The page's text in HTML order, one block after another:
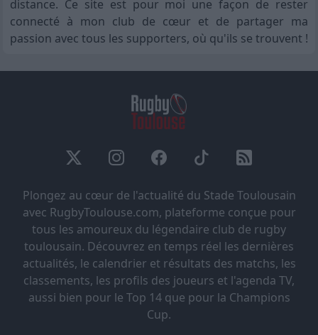
distance. Ce site est pour moi une façon de rester
connecté à mon club de cœur et de partager ma
passion avec tous les supporters, où qu'ils se trouvent !
Plongez au cœur de l'actualité du Stade Toulousain
avec RugbyToulouse.com, plateforme conçue pour
tous les amoureux du légendaire club de rugby
toulousain. Découvrez en temps réel les dernières
actualités, le calendrier et résultats des matchs, les
classements, les profils des joueurs et l'agenda TV,
aussi bien pour le Top 14 que pour la Champions
Cup.